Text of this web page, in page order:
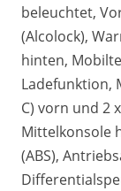
beleuchtet,
(Alcolock),
hinten,
Ladefunktion,
C) vorn und 2
Mittelkonsole
(ABS),